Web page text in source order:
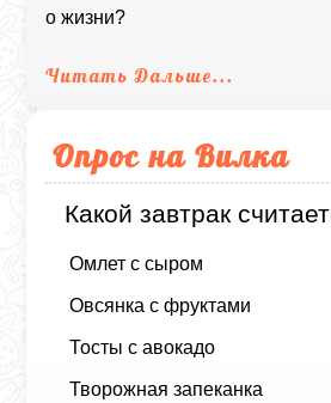
о жизни?
Читать Дальше...
Опрос на Вилка
Какой завтрак
Омлет с сыром
Овсянка с фруктами
Тосты с авокадо
Творожная запеканка